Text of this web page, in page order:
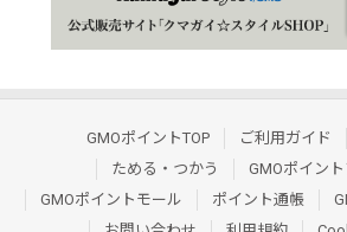
GMOポイントTOP ご利用ガイド
ためる・つかう
GMOポイン
GMOポイントモール
ポイント通帳